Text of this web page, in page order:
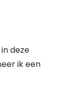
deze
ik een